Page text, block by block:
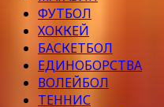
ФУТБОЛ
ХОККЕЙ
БАСКЕТБОЛ
ЕДИНОБОРСТВА
ВОЛЕЙБОЛ
ТЕННИС